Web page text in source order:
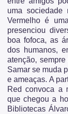
uma sociedade
Vermelho é
presenciou
boa fofoca, as
dos humanos,
atenção,
Samar se muda
e ameaças. A
Red convoca a
que chegou a
Bibliotecas